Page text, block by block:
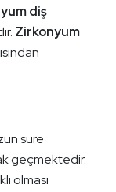
diş
Zirkonyum
süre
geçmektedir.
olması